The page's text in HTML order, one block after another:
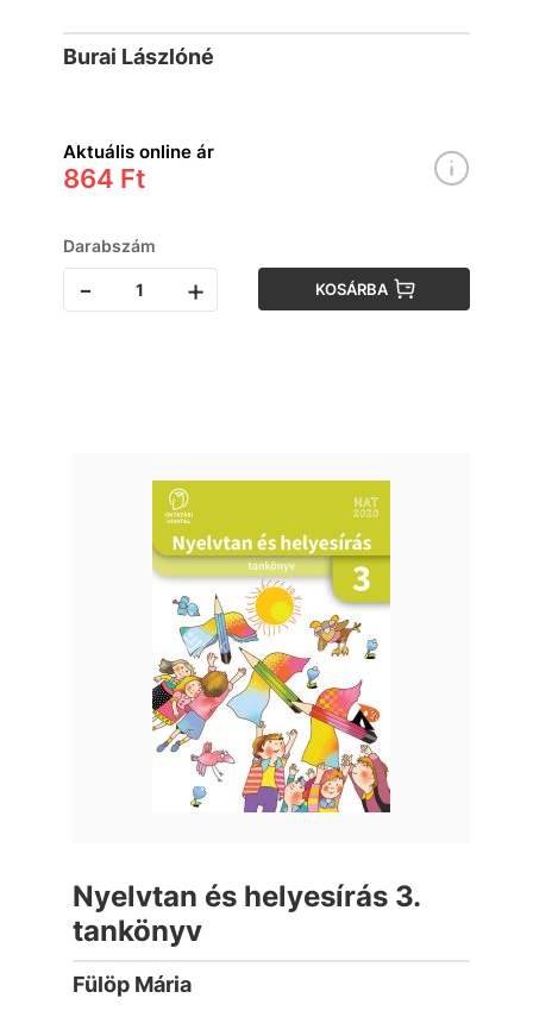
Burai Lászlóné
Aktuális online ár
864 Ft
Darabszám
- + KOSÁRBA
Nyelvtan és helyesírás 3.
tankönyv
Fülöp Mária